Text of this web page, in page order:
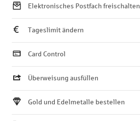
Elektronisches Postfach freischalten
Tageslimit ändern
Card Control
Überweisung ausfüllen
Gold und Edelmetalle bestellen